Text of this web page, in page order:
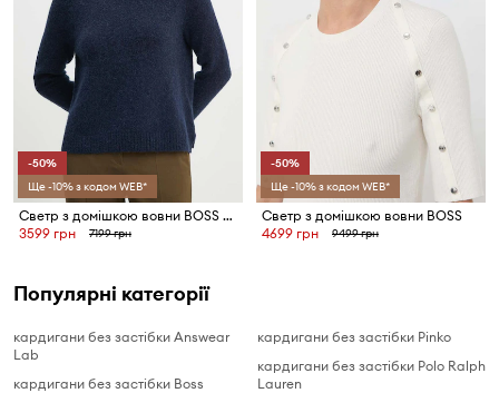
-50%
Ще -10% з кодом WEB*
Светр з домішкою вовни BOSS Febisan
3599 грн
7199 грн
-50%
Ще -10% з кодом WEB*
Светр з домішкою вовни BOSS
4699 грн
9499 грн
Популярні категорії
кардигани без застібки Answear
Lab
кардигани без застібки Boss
кардигани без застібки Pinko
кардигани без застібки Polo Ralph
Lauren